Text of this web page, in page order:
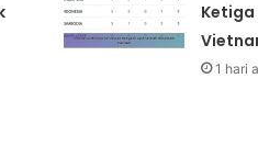
Ketiga
1 hari